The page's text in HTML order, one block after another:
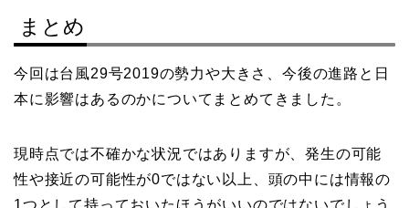
まとめ
今回は台風29号2019の勢力や大きさ、今後の進路と日
本に影響はあるのかについてまとめてきました。
現時点では不確かな状況ではありますが、発生の可能
性や接近の可能性が0ではない以上、頭の中には情報の
1つとして持っておいたほうがいいのではないでしょう